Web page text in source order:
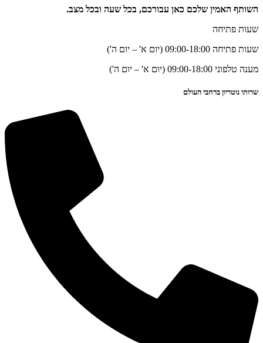
השותף האמין שלכם כאן עבורכם, בכל שעה ובכל מצב.
שעות פתיחה
שעות פתיחה 09:00-18:00 (יום א' – יום ה')
מענה טלפוני 09:00-18:00 (יום א' – יום ה')
שרותי נוטריון ברחבי העולם